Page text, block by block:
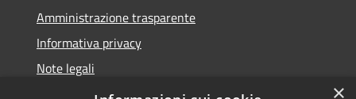
Amministrazione trasparente
Informativa privacy
Note legali
Dichiarazione di accessibilità
×